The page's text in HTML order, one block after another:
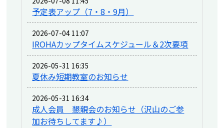
予定表アップ（7・8・9月）
2026-07-04 11:07
IROHAカップタイムスケジュール＆2次要項
2026-05-31 16:35
夏休み短期教室のお知らせ
2026-05-31 16:34
成人会員 懇親会のお知らせ（沢山のご参
加お待ちしてます♪）